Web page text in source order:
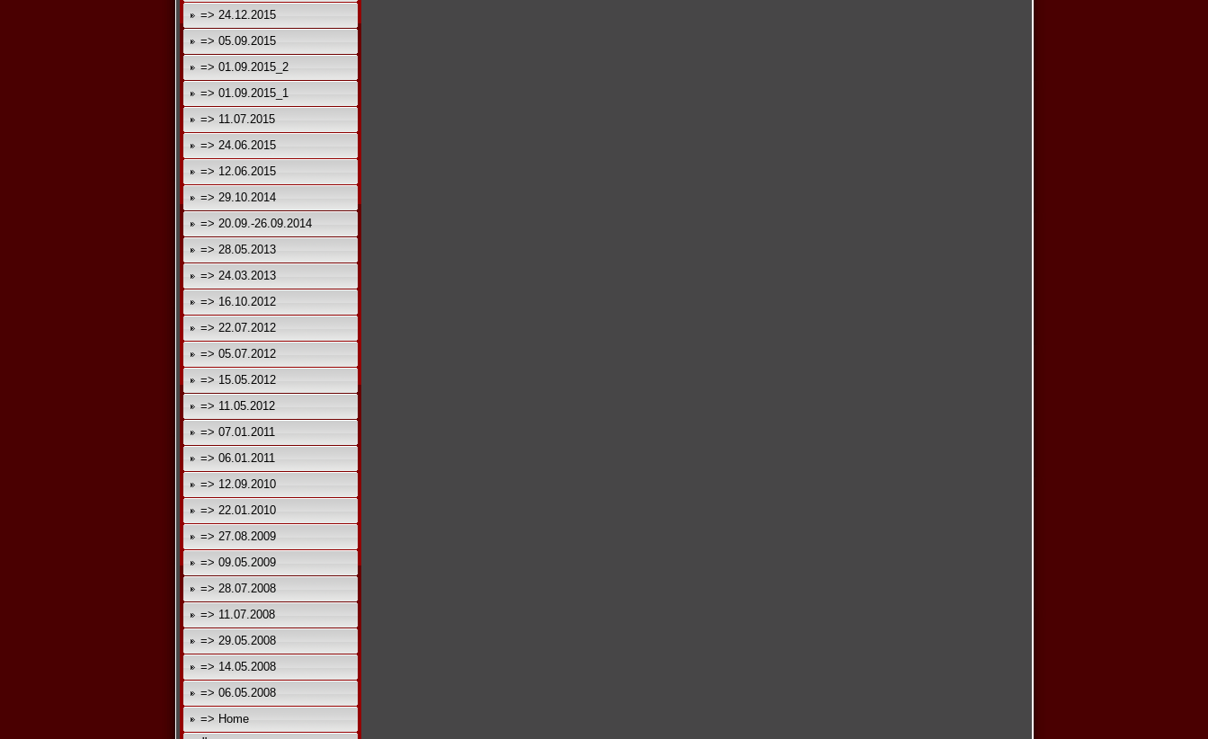
=> 24.12.2015
=> 05.09.2015
=> 01.09.2015_2
=> 01.09.2015_1
=> 11.07.2015
=> 24.06.2015
=> 12.06.2015
=> 29.10.2014
=> 20.09.-26.09.2014
=> 28.05.2013
=> 24.03.2013
=> 16.10.2012
=> 22.07.2012
=> 05.07.2012
=> 15.05.2012
=> 11.05.2012
=> 07.01.2011
=> 06.01.2011
=> 12.09.2010
=> 22.01.2010
=> 27.08.2009
=> 09.05.2009
=> 28.07.2008
=> 11.07.2008
=> 29.05.2008
=> 14.05.2008
=> 06.05.2008
=> Home